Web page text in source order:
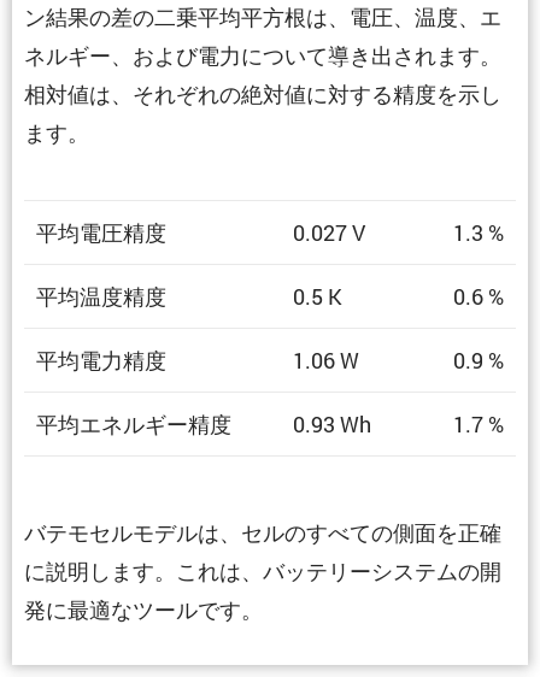
ン結果の差の二乗平均平方根は、電圧、温度、エ
ネルギー、および電力について導き出されます。
相対値は、それぞれの絶対値に対する精度を示し
ます。
平均電圧精度 0.027 V 1.3 %
平均温度精度 0.5 K 0.6 %
平均電力精度 1.06 W 0.9 %
平均エネルギー精度 0.93 Wh 1.7 %
バテモセルモデルは、セルのすべての側面を正確
に説明します。これは、バッテリーシステムの開
発に最適なツールです。